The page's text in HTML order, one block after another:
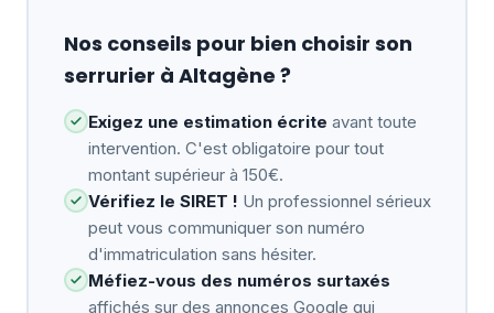
Nos conseils pour bien choisir son
serrurier à Altagène ?
Exigez une estimation écrite avant toute
intervention. C'est obligatoire pour tout
montant supérieur à 150€.
Vérifiez le SIRET ! Un professionnel sérieux
peut vous communiquer son numéro
d'immatriculation sans hésiter.
Méfiez-vous des numéros surtaxés
affichés sur des annonces Google qui